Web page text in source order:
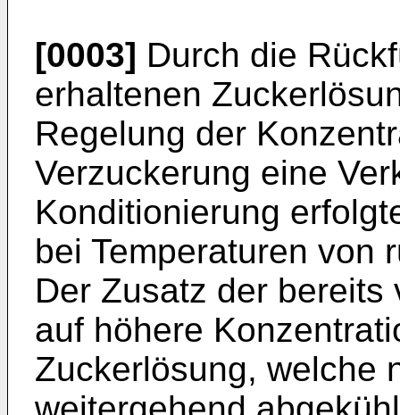
[0003] Durch die
erhaltenen
Regelung der
Verzuckerung eine
Konditionierung
bei Temperaturen von
Der Zusatz der
auf höhere
Zuckerlösung, welche